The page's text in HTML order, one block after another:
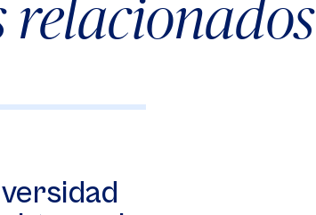
relacionados